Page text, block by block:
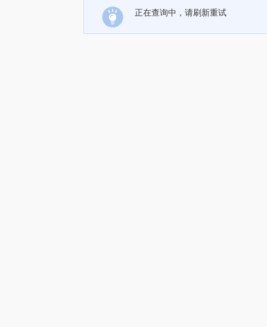
正在查询中，请刷新重试